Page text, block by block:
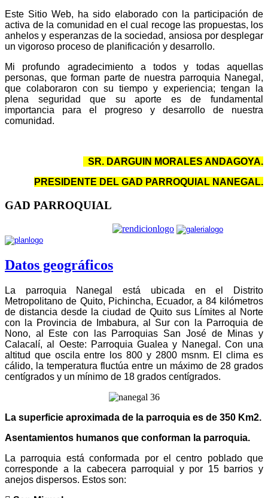
Este Sitio Web, ha sido elaborado con la participación de
activa de la comunidad en el cual recoge las propuestas, los
anhelos y esperanzas de la sociedad, ansiosa por desplegar
un vigoroso proceso de planificación y desarrollo.
Mi profundo agradecimiento a todos y todas aquellas
personas, que forman parte de nuestra parroquia Nanegal,
que colaboraron con su tiempo y experiencia; tengan la
plena seguridad que su aporte es de fundamental
importancia para el progreso y desarrollo de nuestra
comunidad.
SR. DARGUIN MORALES ANDAGOYA.
PRESIDENTE DEL GAD PARROQUIAL NANEGAL.
GAD PARROQUIAL
Datos geográficos
La parroquia Nanegal está ubicada en el Distrito
Metropolitano de Quito, Pichincha, Ecuador, a 84 kilómetros
de distancia desde la ciudad de Quito sus Límites al Norte
con la Provincia de Imbabura, al Sur con la Parroquia de
Nono, al Este con las Parroquias San José de Minas y
Calacalí, al Oeste: Parroquia Gualea y Nanegal. Con una
altitud que oscila entre los 800 y 2800 msnm. El clima es
cálido, la temperatura fluctúa entre un máximo de 28 grados
centígrados y un mínimo de 18 grados centígrados.
La superficie aproximada de la parroquia es de 350 Km2.
Asentamientos humanos que conforman la parroquia.
La parroquia está conformada por el centro poblado que
corresponde a la cabecera parroquial y por 15 barrios y
anejos dispersos. Estos son: